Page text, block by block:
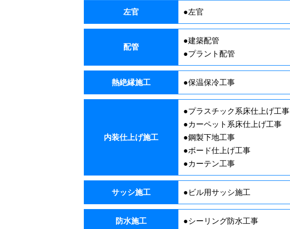
左官 ●左官
配管
●建築配管
●プラント配管
熱絶縁施工 ●保温保冷工事
内装仕上げ施工
●プラスチック系床仕上げ工事
●カーペット系床仕上げ工事
●鋼製下地工事
●ボード仕上げ工事
●カーテン工事
サッシ施工 ●ビル用サッシ施工
防水施工 ●シーリング防水工事